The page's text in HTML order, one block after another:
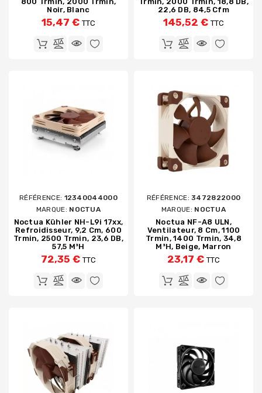
Noir, Blanc
15,47 € TTC
22,6 DB, 84,5 Cfm
145,52 € TTC
RÉFÉRENCE: 12340044000
MARQUE: NOCTUA
Noctua Kühler NH-L9i 17xx,
Refroidisseur, 9,2 Cm, 600
Trmin, 2500 Trmin, 23,6 DB,
57,5 M³h
72,35 € TTC
RÉFÉRENCE:3472822000
MARQUE: NOCTUA
Noctua NF-A8 ULN,
Ventilateur, 8 Cm, 1100
Trmin, 1400 Trmin, 34,8
M³h, Beige, Marron
23,17 € TTC